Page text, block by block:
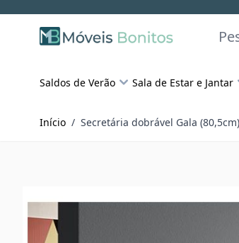
Skip to Content
Saldos de Verão Sala de Estar e Jantar
Início / Secretária dobrável Gala